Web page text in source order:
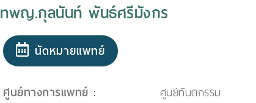
ทพญ.กุลนันท์ พันธ์ศรีมังกร
นัดหมายแพทย์
ศูนย์ทางการแพทย์ : ศูนย์ทันตกรรม